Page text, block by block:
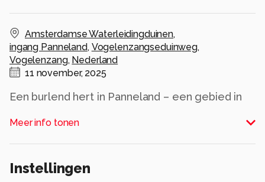
Amsterdamse Waterleidingduinen,
ingang Panneland, Vogelenzangseduinweg,
Vogelenzang, Nederland
11 november, 2025
Een burlend hert in Panneland – een gebied in
indrukwekkend natuur tafereel dat de kracht en
schoonheid van de bronsttijd weerspiegelt.
Alle rechten voorbehouden
Meer info tonen
Instellingen